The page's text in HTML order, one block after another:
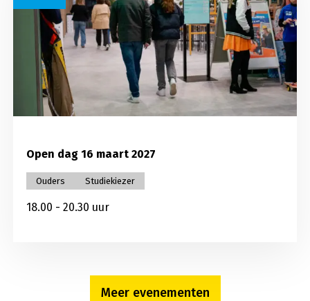
Open dag 16 maart 2027
Ouders Studiekiezer
18.00 - 20.30 uur
Meer evenementen